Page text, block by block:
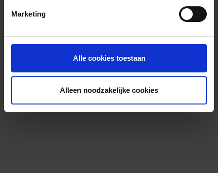
Marketing
Alle cookies toestaan
Alleen noodzakelijke cookies